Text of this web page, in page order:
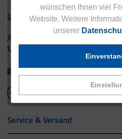
wünschen Ihnen viel
Website. Weitere
unserer
(gebührenfrei aus Deutschland)
Ausland:
info@eucell.de
Service & Versand